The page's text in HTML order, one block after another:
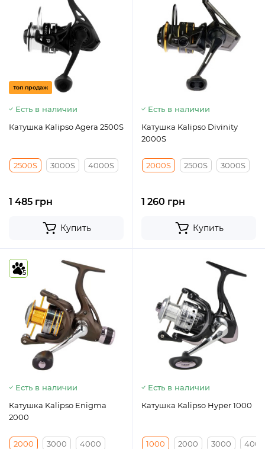
Топ продаж
Есть в наличии
Катушка Kalipso Agera 2500S
2500S 3000S 4000S
1 485 грн
Купить
Есть в наличии
Катушка Kalipso Divinity
2000S
2000S 2500S 3000S
1 260 грн
Купить
5
Есть в наличии
Катушка Kalipso Enigma
2000
2000 3000 4000
Есть в наличии
Катушка Kalipso Hyper 1000
1000 2000 3000 4000